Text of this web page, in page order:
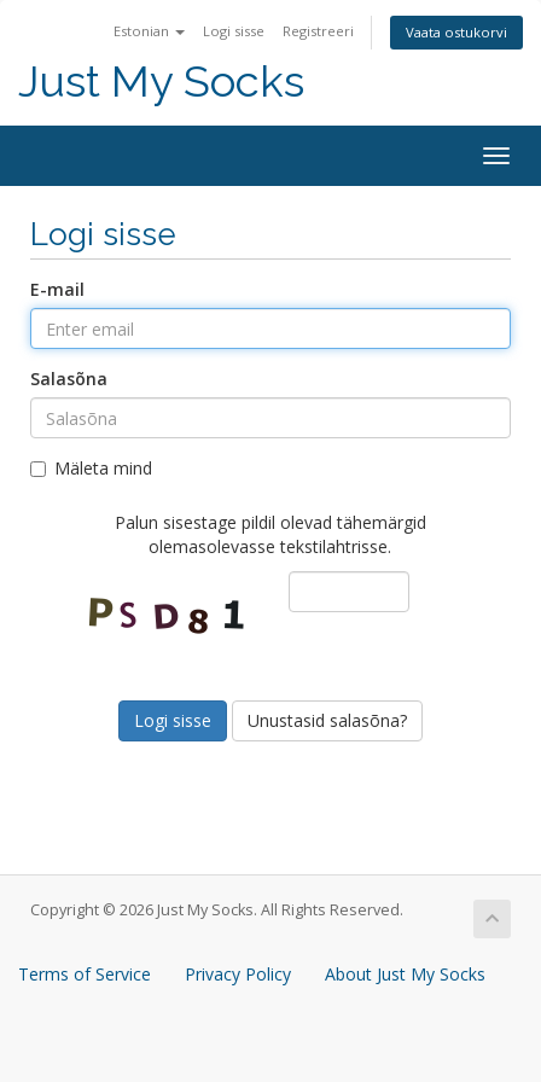
Estonian Logi sisse Registreeri Vaata ostukorvi
Just My Socks
Logi sisse
E-mail
Salasõna
Mäleta mind
Palun sisestage pildil olevad tähemärgid
olemasolevasse tekstilahtrisse.
Unustasid salasõna?
Copyright © 2026 Just My Socks. All Rights Reserved.
Terms of Service Privacy Policy About Just My Socks